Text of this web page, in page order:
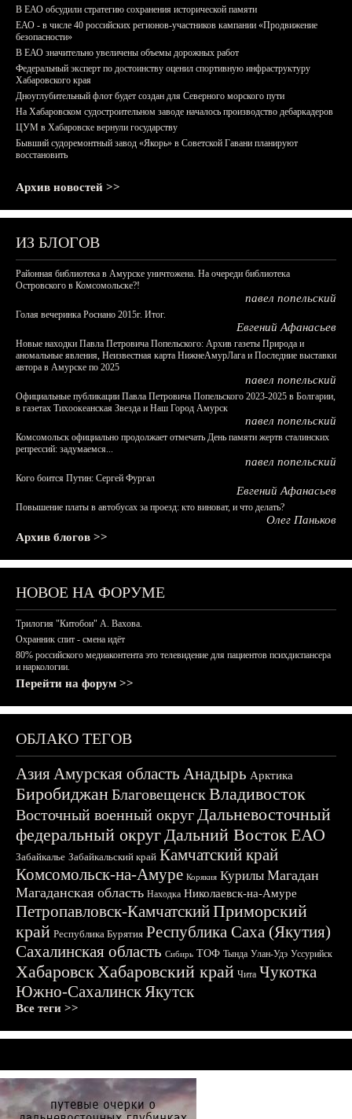
В ЕАО обсудили стратегию сохранения исторической памяти
ЕАО - в числе 40 российских регионов-участников кампании «Продвижение
безопасности»
В ЕАО значительно увеличены объемы дорожных работ
Федеральный эксперт по достоинству оценил спортивную инфраструктуру
Хабаровского края
Дноуглубительный флот будет создан для Северного морского пути
На Хабаровском судостроительном заводе началось производство дебаркадеров
ЦУМ в Хабаровске вернули государству
Бывший судоремонтный завод «Якорь» в Советской Гавани планируют
восстановить
Архив новостей >>
ИЗ БЛОГОВ
Районная библиотека в Амурске уничтожена. На очереди библиотека
Островского в Комсомольске?!
павел попельский
Голая вечеринка Роснано 2015г. Итог.
Евгений Афанасьев
Новые находки Павла Петровича Попельского: Архив газеты Природа и
аномальные явления, Неизвестная карта НижнеАмурЛага и Последние выставки
автора в Амурске по 2025
павел попельский
Официальные публикации Павла Петровича Попельского 2023-2025 в Болгарии,
в газетах Тихоокеанская Звезда и Наш Город Амурск
павел попельский
Комсомольск официально продолжает отмечать День памяти жертв сталинских
репрессий: задумаемся...
павел попельский
Кого боится Путин: Сергей Фургал
Евгений Афанасьев
Повышение платы в автобусах за проезд: кто виноват, и что делать?
Олег Паньков
Архив блогов >>
НОВОЕ НА ФОРУМЕ
Трилогия "Китобои" А. Вахова.
Охранник спит - смена идёт
80% российского медиаконтента это телевидение для пациентов психдиспансера
и наркологии.
Перейти на форум >>
ОБЛАКО ТЕГОВ
АзияАмурская область Анадырь Арктика
БиробиджанБлаговещенскВладивосток
Восточный военный округДальневосточный
федеральный округДальний ВостокЕАО
Забайкалье Забайкальский край Камчатский край
Комсомольск-на-Амуре Корякия Курилы Магадан
Магаданская область Находка Николаевск-на-Амуре
Петропавловск-КамчатскийПриморский
край Республика Бурятия Республика Саха (Якутия)
Сахалинская область Сибирь ТОФ Тында Улан-Удэ Уссурийск
ХабаровскХабаровский край Чита Чукотка
Южно-СахалинскЯкутск
Все теги >>